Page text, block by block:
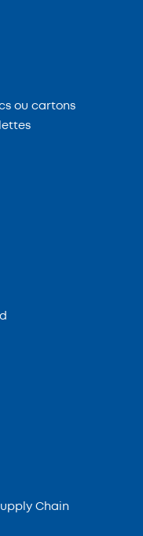
ou cartons
Chain